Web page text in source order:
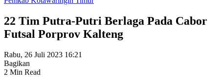
22 Tim Putra-Putri Berlaga Pada Cabor
Futsal Porprov Kalteng
Rabu, 26 Juli 2023 16:21
Bagikan
2 Min Read